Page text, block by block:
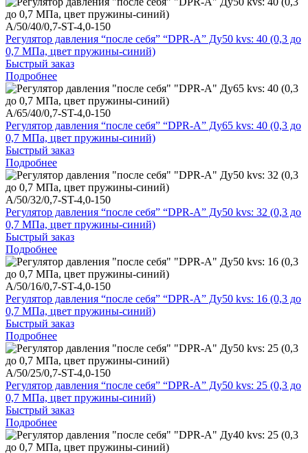
A/50/40/0,7-ST-4,0-150
Регулятор давления “после себя” “DPR-A” Ду50 kvs: 40 (0,3 до
0,7 МПа, цвет пружины-синий)
Быстрый заказ
Подробнее
A/65/40/0,7-ST-4,0-150
Регулятор давления “после себя” “DPR-A” Ду65 kvs: 40 (0,3 до
0,7 МПа, цвет пружины-синий)
Быстрый заказ
Подробнее
A/50/32/0,7-ST-4,0-150
Регулятор давления “после себя” “DPR-A” Ду50 kvs: 32 (0,3 до
0,7 МПа, цвет пружины-синий)
Быстрый заказ
Подробнее
A/50/16/0,7-ST-4,0-150
Регулятор давления “после себя” “DPR-A” Ду50 kvs: 16 (0,3 до
0,7 МПа, цвет пружины-синий)
Быстрый заказ
Подробнее
A/50/25/0,7-ST-4,0-150
Регулятор давления “после себя” “DPR-A” Ду50 kvs: 25 (0,3 до
0,7 МПа, цвет пружины-синий)
Быстрый заказ
Подробнее